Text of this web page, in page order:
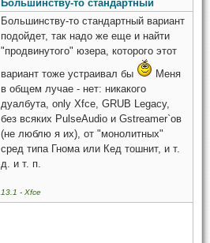
Большинству-то стандартный
Большинству-то стандартный вариант
подойдет, так надо же еще и найти
"продвинутого" юзера, которого этот
вариант тоже устраивал бы
Меня
в общем лучае - нет: никакого
дуалбута, only Xfce, GRUB Legacy,
без всяких PulseAudio и Gstreamer`ов
(не люблю я их), от "монолитных"
сред типа Гнома или Кед тошнит, и т.
д. и т. п.
13.1 - Xfce